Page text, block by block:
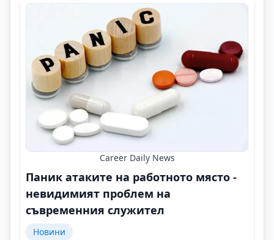
Career Daily News
Паник атаките на работното място -
невидимият проблем на
съвременния служител
Новини